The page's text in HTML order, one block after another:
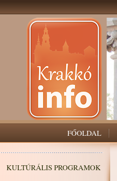
FŐOLDAL
KULTÚRÁLIS PROGRAMOK